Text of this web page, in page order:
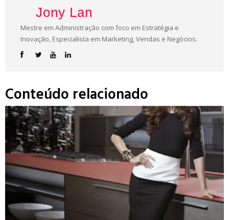
Jony Lan
Mestre em Administração com foco em Estratégia e
Inovação, Especialista em Marketing, Vendas e Negócios.
Conteúdo relacionado